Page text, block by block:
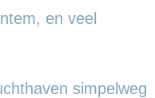
en veel
simpelweg